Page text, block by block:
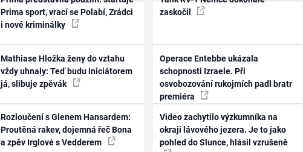
Prima sport, vrací se Polabí, Zrádci
i nové kriminálky
Mathiase Hložka ženy do vztahu
vždy uhnaly: Teď budu iniciátorem
já, slibuje zpěvák
Rozloučení s Glenem Hansardem:
Proutěná rakev, dojemná řeč Bona
a zpěv Irglové s Vedderem
zaskočil
Operace Entebbe ukázala
schopnosti Izraele. Při
osvobozování rukojmích padl bratr
premiéra
Video zachytilo výzkumníka na
okraji lávového jezera. Je to jako
pohled do Slunce, hlásil vzrušeně